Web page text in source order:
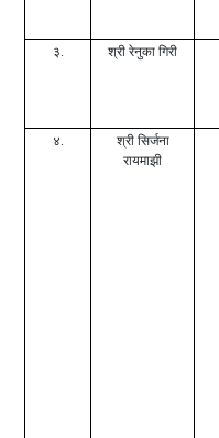
३.
श्री रेनुका गिरी
४.
श्री सिर्जना
रायमाझी